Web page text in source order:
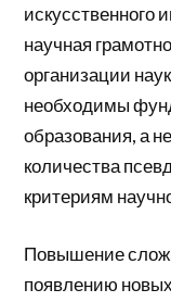
искусственного
научная
организации
необходимы
образования, а
количества
критериям
Повышение
появлению